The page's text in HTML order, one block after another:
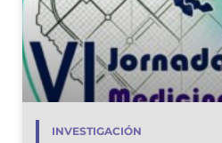
INVESTIGACIÓN